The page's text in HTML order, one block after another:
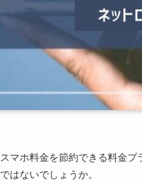
マホ料金を節約できる料金プ
はないでしょうか。